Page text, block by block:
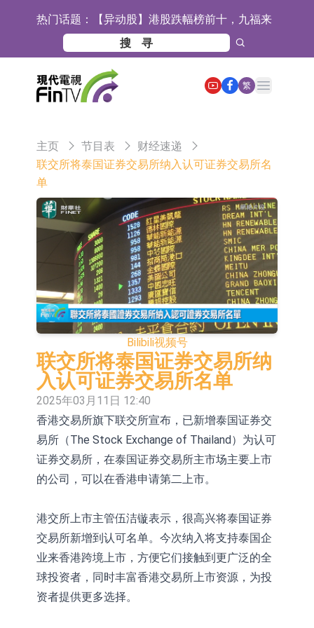
热门话题： 【异动股】港股跌幅榜前十，九福来
(08611.HK)跌21.43%，天瑞汽车内饰
(06162.HK)跌18.44%
【异动股】港股涨幅榜前十，佳明集
团控股(01271.HK)涨+78.22%，拿森
科技(02261.HK)涨+64.11%
斯迪克：公司为国内折叠屏核心功能
材料供应商
恒瑞医药：公司已在中国获批上市26
目标客户的测试认证
上期所：7月份对11个实际控制关系
江总部物业服务项目
亚太股份：公司是零跑汽车和
Stellantis集团的供应商
理工雷科面向边缘AI场景推出"山
海"系列智算模组 系列产品基于国产
CPU与GPU构建
【异动股】医疗研发外包板块拉升，
博腾股份(300363.CN)涨20.02%
日韩股市收盘双双下跌
依米康：海外交付以东南亚、中东市
场为主 并已取得欧美相关认证
上交所：财通多策略福鑫定期开放灵
活配置混合型发起式证券投资基金临
时停牌
上交所：景顺长城全球半导体芯片产
业股票型证券投资基金临时停牌
【异动股】港股跌幅榜前十，卡森国
际(00496.HK)跌22.40%，九福来
(08611.HK)跌21.01%
【异动股】港股涨幅榜前十，拿森科
技(02261.HK)涨+75.05%，辰兴发展
神火股份：新疆神火铝水转化率已
猫(601015.CN)跌8.38%
浙江证监局对财通证券股份有限公司
采取出具警示函措施
山金国际：港股上市工作正常推进中
繁
Open main menu
主页 节目表
财经速递
联交所将泰国证券交易所纳入认可证券交易所名
单
Bilibili视频号
联交所将泰国证券交易所纳
入认可证券交易所名单
2025年03月11日 12:40
香港交易所旗下联交所宣布，已新增泰国证券交
易所（The Stock Exchange of Thailand）为认可
证券交易所，在泰国证券交易所主市场主要上市
的公司，可以在香港申请第二上市。
港交所上市主管伍洁镟表示，很高兴将泰国证券
交易所新增到认可名单。今次纳入将支持泰国企
业来香港跨境上市，方便它们接触到更广泛的全
球投资者，同时丰富香港交易所上市资源，为投
资者提供更多选择。